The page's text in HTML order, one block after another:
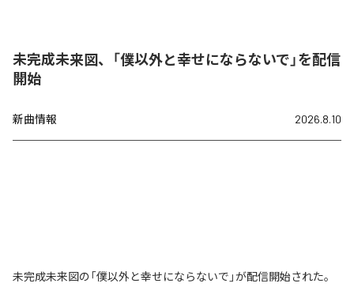
未完成未来図、「僕以外と幸せにならないで」を配信
開始
新曲情報 2026.8.10
未完成未来図の「僕以外と幸せにならないで」が配信開始された。